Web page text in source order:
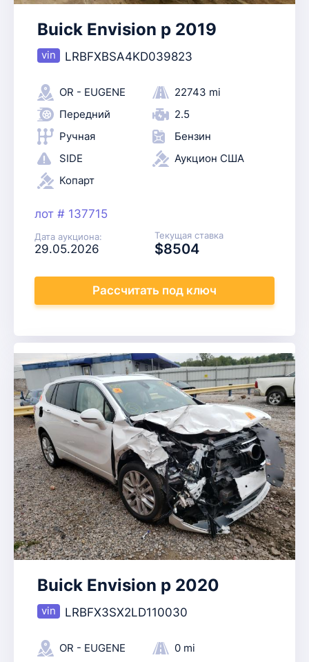
Buick Envision p 2019
LRBFXBSA4KD039823
OR - EUGENE
22743 mi
Передний
2.5
Ручная
Бензин
SIDE
Аукцион США
Копарт
лот # 137715
Дата аукциона:
29.05.2026
Текущая ставка
$8504
Рассчитать под ключ
Buick Envision p 2020
LRBFX3SX2LD110030
OR - EUGENE
0 mi